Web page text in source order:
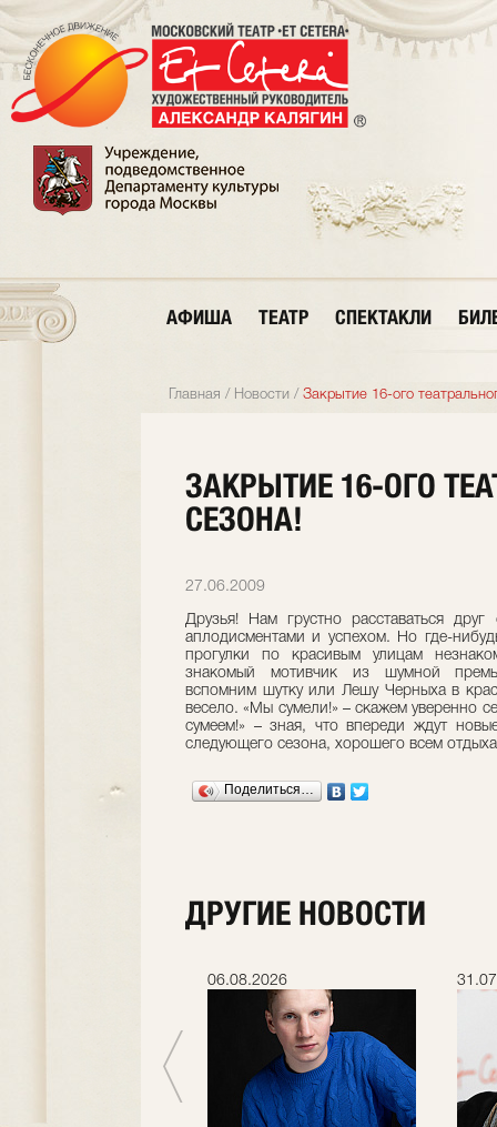
АФИША ТЕАТР СПЕКТАКЛИ
Главная / Новости / Закрытие 16-ого
ЗАКРЫТИЕ 16-ОГО
СЕЗОНА!
27.06.2009
Друзья! Нам грустно расставаться
аплодисментами и успехом. Но где-
прогулки по красивым улицам
знакомый мотивчик из шумной
вспомним шутку или Лешу Черныха в
весело. «Мы сумели!» – скажем уверенно
сумеем!» – зная, что впереди ждут
следующего сезона, хорошего всем
Поделиться…
ДРУГИЕ НОВОСТИ
06.08.2026